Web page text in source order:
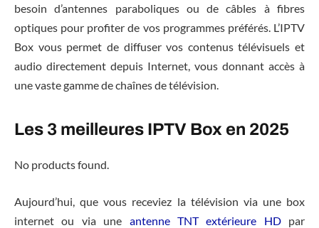
besoin d’antennes paraboliques ou de câbles à fibres
optiques pour profiter de vos programmes préférés. L’IPTV
Box vous permet de diffuser vos contenus télévisuels et
audio directement depuis Internet, vous donnant accès à
une vaste gamme de chaînes de télévision.
Les 3 meilleures IPTV Box en 2025
No products found.
Aujourd’hui, que vous receviez la télévision via une box
internet ou via une antenne TNT extérieure HDpar